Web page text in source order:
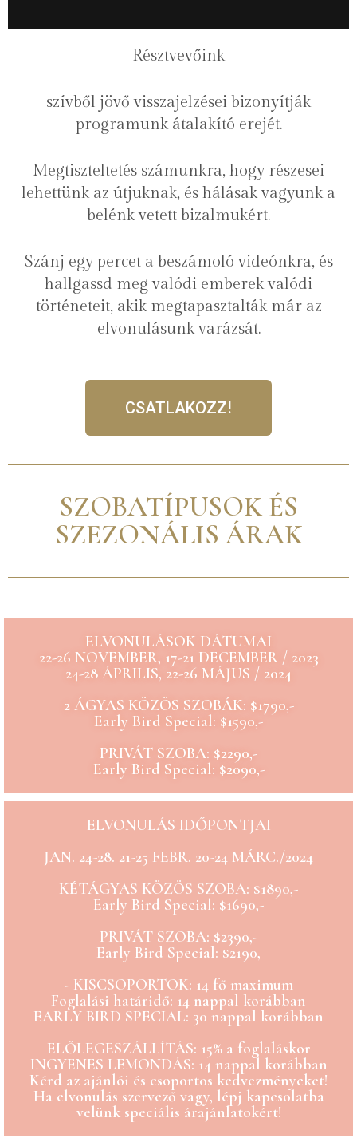
Résztvevőink
szívből jövő visszajelzései bizonyítják
programunk átalakító erejét.
Megtiszteltetés számunkra, hogy részesei
lehettünk az útjuknak, és hálásak vagyunk a
belénk vetett bizalmukért.
Szánj egy percet a beszámoló videónkra, és
hallgassd meg valódi emberek valódi
történeteit, akik megtapasztalták már az
elvonulásunk varázsát.
CSATLAKOZZ!
SZOBATÍPUSOK ÉS
SZEZONÁLIS ÁRAK
ELVONULÁSOK DÁTUMAI
22-26 NOVEMBER, 17-21 DECEMBER / 2023
24-28 ÁPRILIS, 22-26 MÁJUS / 2024
2 ÁGYAS KÖZÖS SZOBÁK: $1790,-
Early Bird Special: $1590,-
PRIVÁT SZOBA: $2290,-
Early Bird Special: $2090,-
ELVONULÁS IDŐPONTJAI
JAN. 24-28. 21-25 FEBR. 20-24 MÁRC./2024
KÉTÁGYAS KÖZÖS SZOBA: $1890,-
Early Bird Special: $1690,-
PRIVÁT SZOBA: $2390,-
Early Bird Special: $2190,
- KISCSOPORTOK: 14 fő maximum
Foglalási határidő: 14 nappal korábban
EARLY BIRD SPECIAL: 30 nappal korábban
ELŐLEGESZÁLLÍTÁS: 15% a foglaláskor
INGYENES LEMONDÁS: 14 nappal korábban
Kérd az ajánlói és csoportos kedvezményeket!
Ha elvonulás szervező vagy, lépj kapcsolatba
velünk speciális árajánlatokért!